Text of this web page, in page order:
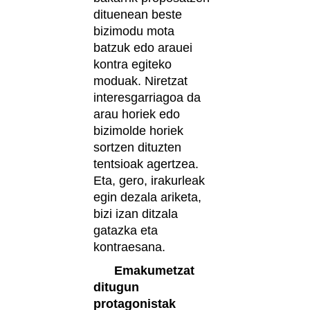
dituenean beste
bizimodu mota
batzuk edo arauei
kontra egiteko
moduak. Niretzat
interesgarriagoa da
arau horiek edo
bizimolde horiek
sortzen dituzten
tentsioak agertzea.
Eta, gero, irakurleak
egin dezala ariketa,
bizi izan ditzala
gatazka eta
kontraesana.
Emakumetzat
ditugun
protagonistak